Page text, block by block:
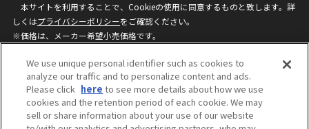
本サイトを利用することで、Cookieの使用に同意するものと致します。詳
しくはプライバシーポリシーをご確認ください。
※価格は、メーカー希望小売価格です。
ざいますのでご了承ください。
privacypolicy
Do Not Sell or Share My
Personal Information
We use unique personal identifier such as cookies to
analyze our traffic and to personalize content and ads.
Please click here to see more details about how we use
cookies and the retention period of each cookie. We may
sell or share information about your use of our website